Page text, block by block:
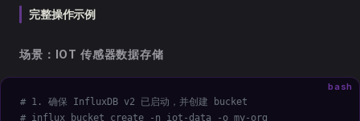
完整操作示例
场景：IOT 传感器数据存储
bash
# 1. 确保 InfluxDB v2 已启动，并创建 bucket
# influx bucket create -n iot-data -o my-org